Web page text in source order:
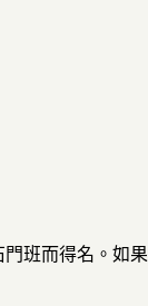
班而得名。如